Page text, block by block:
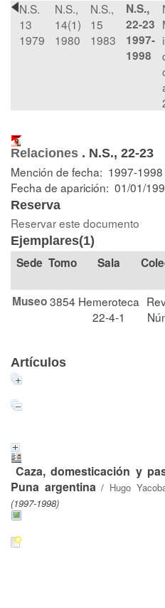
N.S.
13
1979
N.S.,
14(1)
1980
N.S.,
15
1983
N.S.,
22-23
1997-
1998
Relaciones . N.S., 22-23
Mención de fecha: 1997-1998
Fecha de aparición: 01/01/
Reserva
Reservar este documento
Ejemplares(1)
Tomo Sala
Museo3854 Hemeroteca
22-4-1
Artículos
Caza, domesticación y
Puna argentina/ Hugo
(1997-1998)